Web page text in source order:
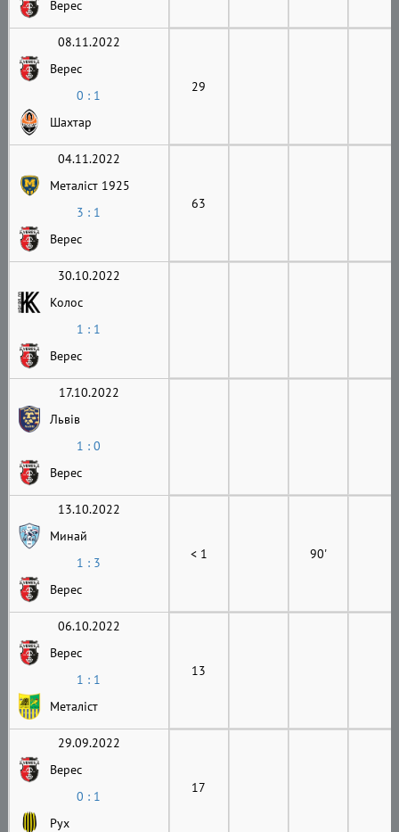
Верес
08.11.2022
Верес
0 : 1
Шахтар
29
04.11.2022
Металіст 1925
3 : 1
Верес
63
30.10.2022
Колос
1 : 1
Верес
17.10.2022
Львів
1 : 0
Верес
13.10.2022
Минай
1 : 3
Верес
< 1 90'
06.10.2022
Верес
1 : 1
Металіст
13
29.09.2022
Верес
0 : 1
Рух
17